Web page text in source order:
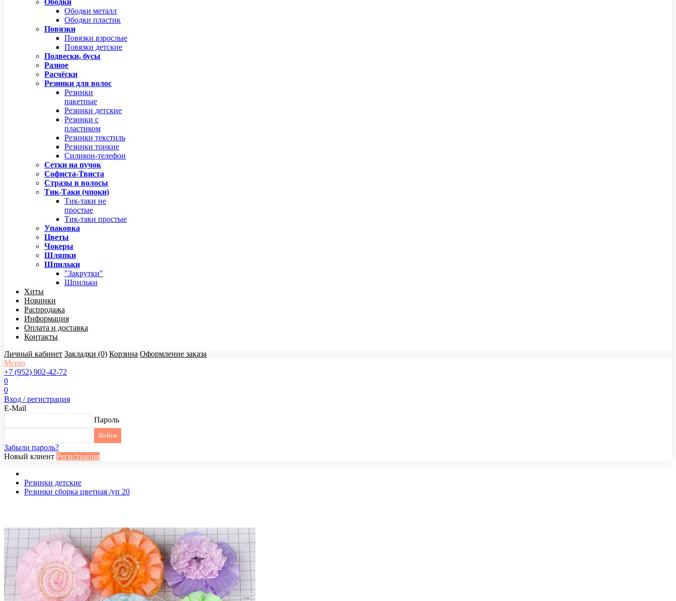
Ободки
Ободки металл
Ободки пластик
Повязки
Повязки взрослые
Повязки детские
Подвески, бусы
Разное
Расчёски
Резинки для волос
Резинки
пакетные
Резинки детские
Резинки с
пластиком
Резинки текстиль
Резинки тонкие
Силикон-телефон
Сетки на пучок
Софиста-Твиста
Стразы в волосы
Тик-Таки (чпоки)
Тик-таки не
простые
Тик-таки простые
Упаковка
Цветы
Чокеры
Шляпки
Шпильки
"Закрутки"
Шпильки
Хиты
Новинки
Распродажа
Информация
Оплата и доставка
Контакты
Личный кабинет Закладки (0) Корзина Оформление заказа
Меню
+7 (952) 902-42-72
0
0
Вход / регистрация
E-Mail
Пароль
Забыли пароль?
Новый клиент Регистрация
Резинки детские
Резинки сборка цветная /уп 20